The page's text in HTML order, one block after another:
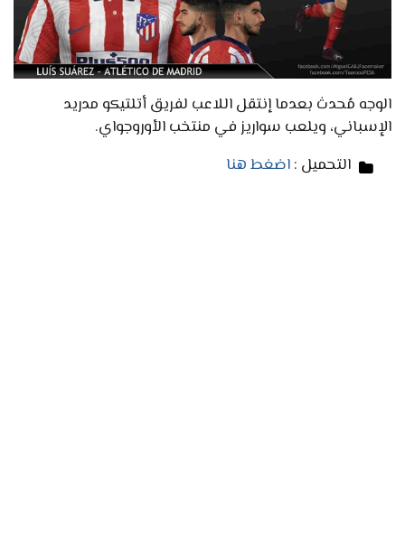
الوجه مُحدث بعدما إنتقل اللاعب لفريق أتلتيكو مدريد
الإسباني، ويلعب سواريز في منتخب الأوروجواي.
التحميل :اضغط هنا